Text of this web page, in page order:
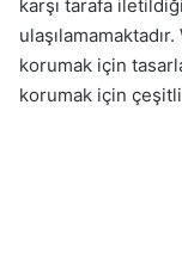
karşı tarafa
korumak için
korumak için